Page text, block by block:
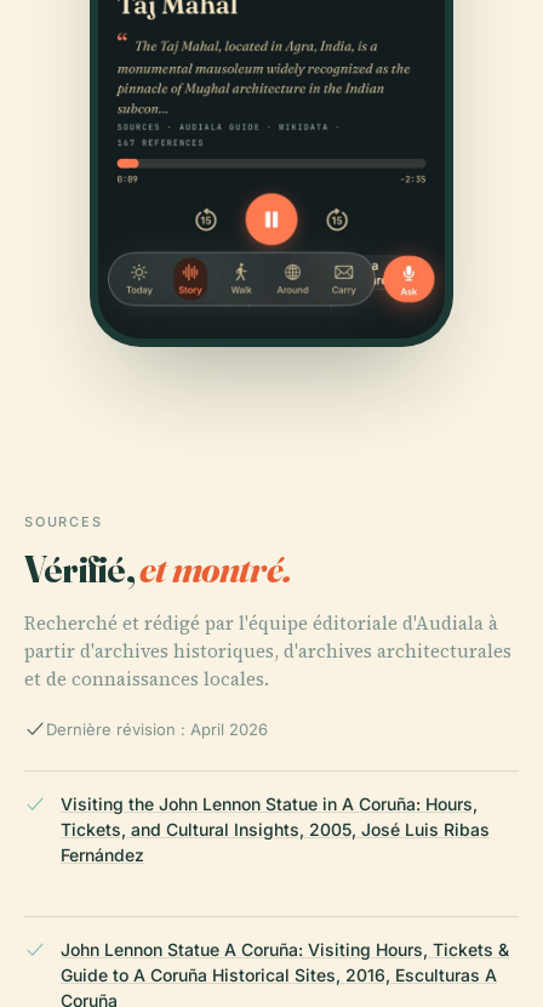
SOURCES
Vérifié,et montré.
Recherché et rédigé par l'équipe éditoriale d'Audiala à
partir d'archives historiques, d'archives architecturales
et de connaissances locales.
Dernière révision : April 2026
Visiting the John Lennon Statue in A Coruña: Hours,
Tickets, and Cultural Insights, 2005, José Luis Ribas
Fernández
John Lennon Statue A Coruña: Visiting Hours, Tickets &
Guide to A Coruña Historical Sites, 2016, Esculturas A
Coruña